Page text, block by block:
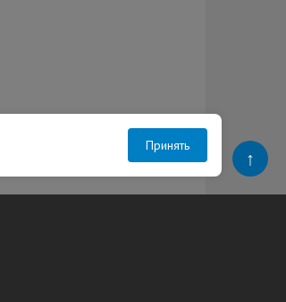
Принять
↑